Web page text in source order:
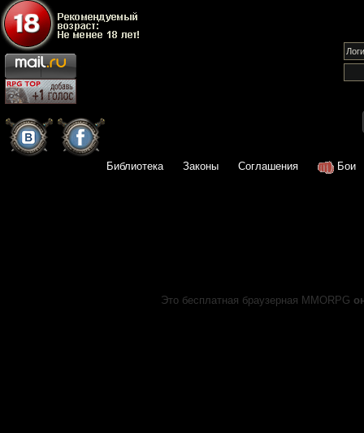
Библиотека Законы Соглашения Бои
Это бесплатная браузерная MMORPG